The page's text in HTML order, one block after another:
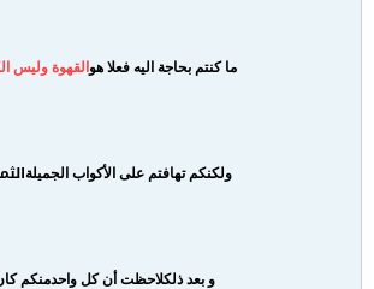
ما كنتم بحاجة اليه فعلا هو القهوة وليس
ولكنكم تهافتم على الأكواب الجميلة
و بعد ذلكلاحظت أن كل واحدمنكم